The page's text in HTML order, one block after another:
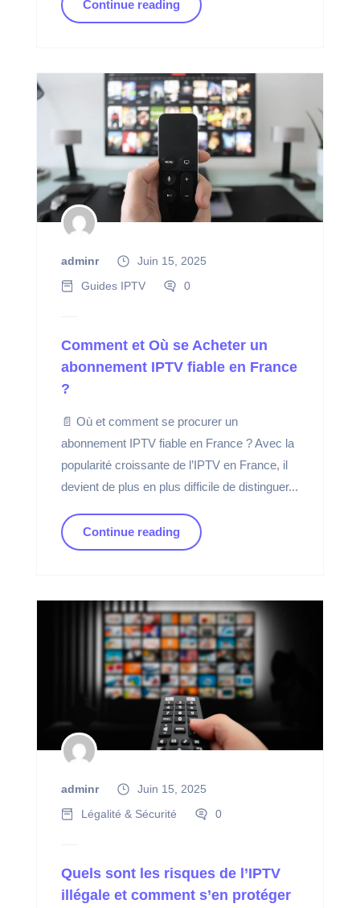
Continue reading
adminr
Juin 15, 2025
Guides IPTV
0
Comment et Où se Acheter un
abonnement IPTV fiable en France
?
📄 Où et comment se procurer un
abonnement IPTV fiable en France ? Avec la
popularité croissante de l’IPTV en France, il
devient de plus en plus difficile de distinguer...
Continue reading
adminr
Juin 15, 2025
Légalité & Sécurité
0
Quels sont les risques de l’IPTV
illégale et comment s’en protéger